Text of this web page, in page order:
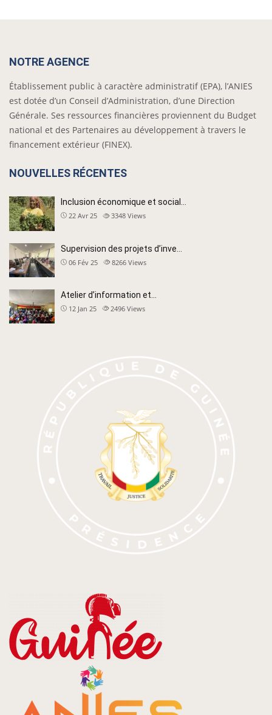
NOTRE AGENCE
Établissement public à caractère administratif (EPA), l’ANIES
est dotée d’un Conseil d’Administration, d’une Direction
Générale. Ses ressources financières proviennent du Budget
national et des Partenaires au développement à travers le
financement extérieur (FINEX).
NOUVELLES RÉCENTES
Inclusion économique et social…
22 Avr 25 3348 Views
Supervision des projets d’inve…
06 Fév 25 8266 Views
Atelier d’information et…
12 Jan 25 2496 Views